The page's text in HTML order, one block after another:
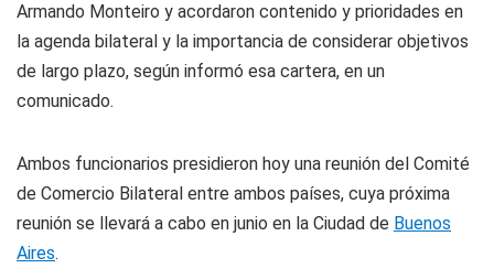
Armando Monteiro y acordaron contenido y prioridades en
la agenda bilateral y la importancia de considerar objetivos
de largo plazo, según informó esa cartera, en un
comunicado.
Ambos funcionarios presidieron hoy una reunión del Comité
de Comercio Bilateral entre ambos países, cuya próxima
reunión se llevará a cabo en junio en la Ciudad de Buenos
Aires.